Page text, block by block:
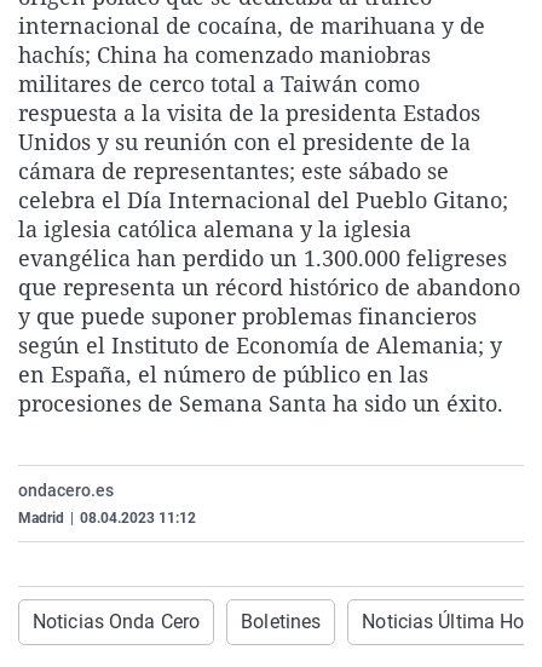
La rosa de los vientos
Gente viajera
Como el perro y el
Caso
Retornados
Equipo de
Operación Viuda
Extremadura
Galicia
La Rioja
Navarra
País Vasco
Virales
Televisión
Elecciones
internacional de cocaína, de marihuana y de
hachís; China ha comenzado maniobras
militares de cerco total a Taiwán como
respuesta a la visita de la presidenta Estados
Unidos y su reunión con el presidente de la
cámara de representantes; este sábado se
celebra el Día Internacional del Pueblo Gitano;
la iglesia católica alemana y la iglesia
evangélica han perdido un 1.300.000 feligreses
que representa un récord histórico de abandono
y que puede suponer problemas financieros
según el Instituto de Economía de Alemania; y
en España, el número de público en las
procesiones de Semana Santa ha sido un éxito.
ondacero.es
Madrid 08.04.2023 11:12
Noticias Onda Cero Boletines Noticias Última Hora